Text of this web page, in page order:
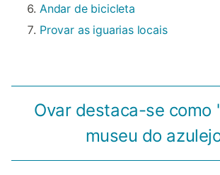
Andar de bicicleta
Provar as iguarias locais
Ovar destaca-se como
museu do